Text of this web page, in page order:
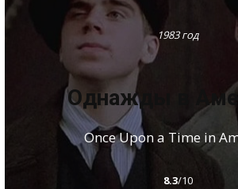
1983 год
Однажды в
Once Upon a Time in
8.3/10